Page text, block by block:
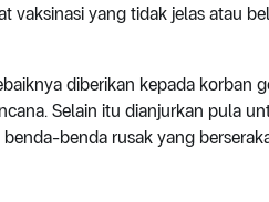
vaksinasi yang tidak jelas atau
diberikan kepada korban
Selain itu dianjurkan pula
benda rusak yang